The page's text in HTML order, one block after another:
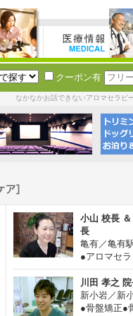
クーポン有
なかなかお話できないアロマセラピ
小山 校長
長
亀有／亀有
●アロマセ
パドレナー
川田 孝之 院
新小岩／新
●骨盤矯正●